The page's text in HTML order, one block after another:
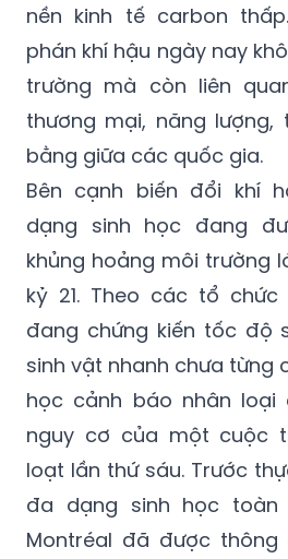
nền kinh tế carbon
phán khí hậu ngày nay
trường mà còn liên
thương mại, năng lượng,
bằng giữa các quốc gia.
Bên cạnh biến đổi khí
dạng sinh học đang
khủng hoảng môi trường
kỷ 21. Theo các tổ
đang chứng kiến tốc độ
sinh vật nhanh chưa từng
học cảnh báo nhân loại
nguy cơ của một cuộc
loạt lần thứ sáu. Trước
đa dạng sinh học
Montréal đã được